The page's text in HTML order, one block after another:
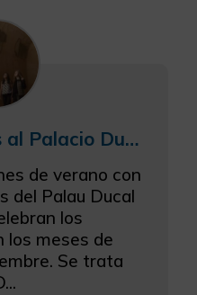
Visitas nocturnas al Palacio Ducal de los Borja de Gandia
de verano con
del Palau Ducal
los
los meses de
Se trata